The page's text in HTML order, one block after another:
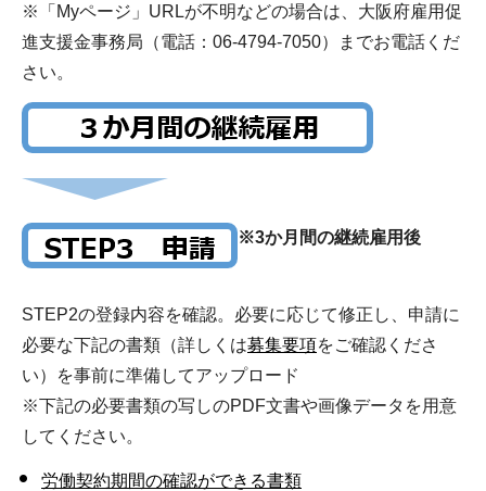
※「Myページ」URLが不明などの場合は、大阪府雇用促
進支援金事務局（電話：06-4794-7050）までお電話くだ
さい。
※3か月間の継続雇用後
STEP2の登録内容を確認。必要に応じて修正し、申請に
必要な下記の書類（詳しくは募集要項をご確認くださ
い）を事前に準備してアップロード
※下記の必要書類の写しのPDF文書や画像データを用意
してください。
労働契約期間の確認ができる書類